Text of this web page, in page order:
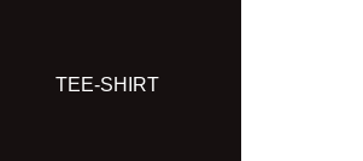
TEE-SHIRT